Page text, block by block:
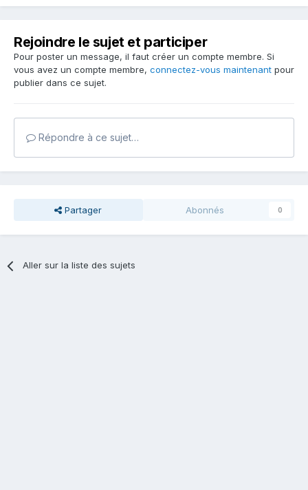
Rejoindre le sujet et participer
Pour poster un message, il faut créer un compte membre. Si
vous avez un compte membre, connectez-vous maintenant pour
publier dans ce sujet.
Répondre à ce sujet…
Partager Abonnés 0
Aller sur la liste des sujets